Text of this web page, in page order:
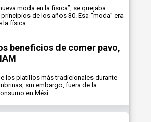
moda en la física”, se quejaba
de los años 30. Esa “moda” era
la física ...
beneficios de comer pavo,
los platillos más tradicionales durante
sin embargo, fuera de la
en Méxi...